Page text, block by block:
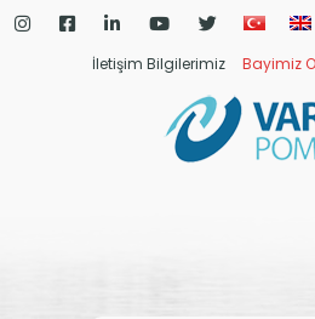
İletişim Bilgilerimiz Bayimiz